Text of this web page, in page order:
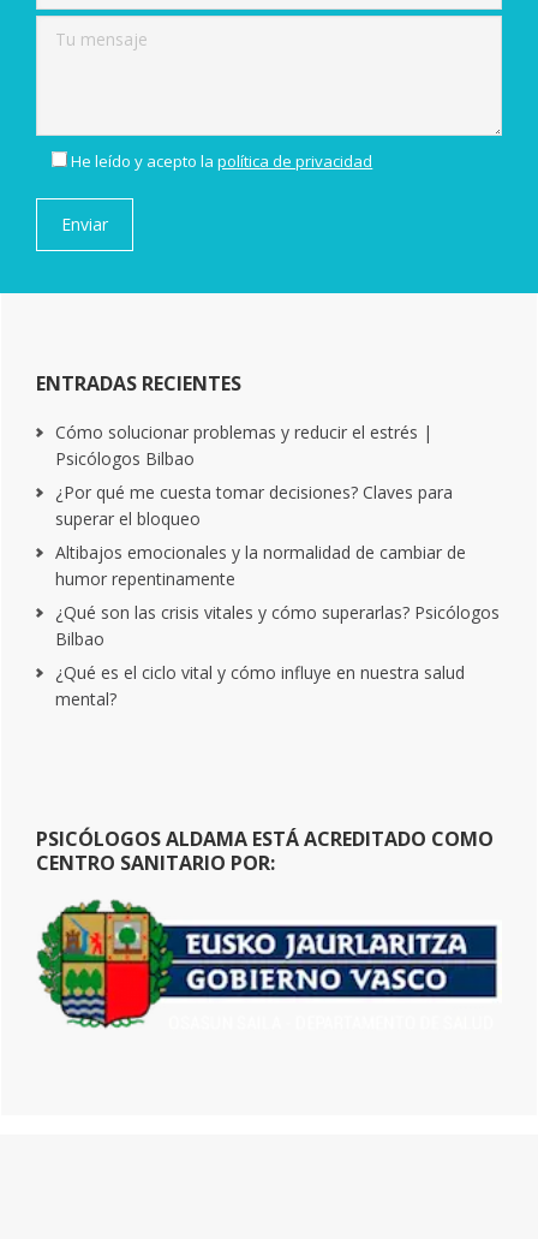
He leído y acepto lapolítica de privacidad
ENTRADAS RECIENTES
Cómo solucionar problemas y reducir el estrés |
Psicólogos Bilbao
¿Por qué me cuesta tomar decisiones? Claves para
superar el bloqueo
Altibajos emocionales y la normalidad de cambiar de
humor repentinamente
¿Qué son las crisis vitales y cómo superarlas? Psicólogos
Bilbao
¿Qué es el ciclo vital y cómo influye en nuestra salud
mental?
PSICÓLOGOS ALDAMA ESTÁ ACREDITADO COMO
CENTRO SANITARIO POR: